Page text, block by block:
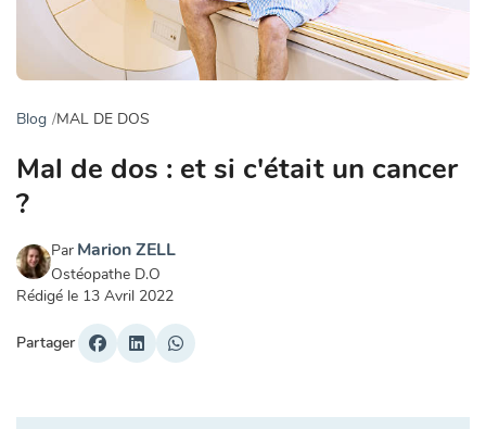
Blog MAL DE DOS
Mal de dos : et si c'était un cancer
?
Par Marion ZELL
Ostéopathe D.O
Rédigé le 13 Avril 2022
Partager